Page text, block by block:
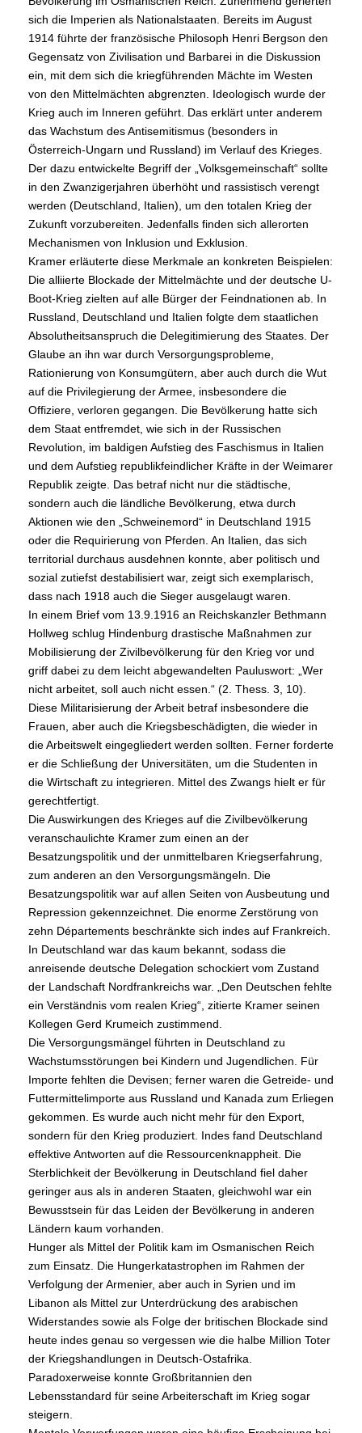
sich die Imperien als Nationalstaaten. Bereits im August
1914 führte der französische Philosoph Henri Bergson den
Gegensatz von Zivilisation und Barbarei in die Diskussion
ein, mit dem sich die kriegführenden Mächte im Westen
von den Mittelmächten abgrenzten. Ideologisch wurde der
Krieg auch im Inneren geführt. Das erklärt unter anderem
das Wachstum des Antisemitismus (besonders in
Österreich-Ungarn und Russland) im Verlauf des Krieges.
Der dazu entwickelte Begriff der „Volksgemeinschaft“ sollte
in den Zwanzigerjahren überhöht und rassistisch verengt
werden (Deutschland, Italien), um den totalen Krieg der
Zukunft vorzubereiten. Jedenfalls finden sich allerorten
Mechanismen von Inklusion und Exklusion.
Kramer erläuterte diese Merkmale an konkreten Beispielen:
Die alliierte Blockade der Mittelmächte und der deutsche U-
Boot-Krieg zielten auf alle Bürger der Feindnationen ab. In
Russland, Deutschland und Italien folgte dem staatlichen
Absolutheitsanspruch die Delegitimierung des Staates. Der
Glaube an ihn war durch Versorgungsprobleme,
Rationierung von Konsumgütern, aber auch durch die Wut
auf die Privilegierung der Armee, insbesondere die
Offiziere, verloren gegangen. Die Bevölkerung hatte sich
dem Staat entfremdet, wie sich in der Russischen
Revolution, im baldigen Aufstieg des Faschismus in Italien
und dem Aufstieg republikfeindlicher Kräfte in der Weimarer
Republik zeigte. Das betraf nicht nur die städtische,
sondern auch die ländliche Bevölkerung, etwa durch
Aktionen wie den „Schweinemord“ in Deutschland 1915
oder die Requirierung von Pferden. An Italien, das sich
territorial durchaus ausdehnen konnte, aber politisch und
sozial zutiefst destabilisiert war, zeigt sich exemplarisch,
dass nach 1918 auch die Sieger ausgelaugt waren.
In einem Brief vom 13.9.1916 an Reichskanzler Bethmann
Hollweg schlug Hindenburg drastische Maßnahmen zur
Mobilisierung der Zivilbevölkerung für den Krieg vor und
griff dabei zu dem leicht abgewandelten Pauluswort: „Wer
nicht arbeitet, soll auch nicht essen.“ (2. Thess. 3, 10).
Diese Militarisierung der Arbeit betraf insbesondere die
Frauen, aber auch die Kriegsbeschädigten, die wieder in
die Arbeitswelt eingegliedert werden sollten. Ferner forderte
er die Schließung der Universitäten, um die Studenten in
die Wirtschaft zu integrieren. Mittel des Zwangs hielt er für
gerechtfertigt.
Die Auswirkungen des Krieges auf die Zivilbevölkerung
veranschaulichte Kramer zum einen an der
Besatzungspolitik und der unmittelbaren Kriegserfahrung,
zum anderen an den Versorgungsmängeln. Die
Besatzungspolitik war auf allen Seiten von Ausbeutung und
Repression gekennzeichnet. Die enorme Zerstörung von
zehn Départements beschränkte sich indes auf Frankreich.
In Deutschland war das kaum bekannt, sodass die
anreisende deutsche Delegation schockiert vom Zustand
der Landschaft Nordfrankreichs war. „Den Deutschen fehlte
ein Verständnis vom realen Krieg“, zitierte Kramer seinen
Kollegen Gerd Krumeich zustimmend.
Die Versorgungsmängel führten in Deutschland zu
Wachstumsstörungen bei Kindern und Jugendlichen. Für
Importe fehlten die Devisen; ferner waren die Getreide- und
Futtermittelimporte aus Russland und Kanada zum Erliegen
gekommen. Es wurde auch nicht mehr für den Export,
sondern für den Krieg produziert. Indes fand Deutschland
effektive Antworten auf die Ressourcenknappheit. Die
Sterblichkeit der Bevölkerung in Deutschland fiel daher
geringer aus als in anderen Staaten, gleichwohl war ein
Bewusstsein für das Leiden der Bevölkerung in anderen
Ländern kaum vorhanden.
Hunger als Mittel der Politik kam im Osmanischen Reich
zum Einsatz. Die Hungerkatastrophen im Rahmen der
Verfolgung der Armenier, aber auch in Syrien und im
Libanon als Mittel zur Unterdrückung des arabischen
Widerstandes sowie als Folge der britischen Blockade sind
heute indes genau so vergessen wie die halbe Million Toter
der Kriegshandlungen in Deutsch-Ostafrika.
Paradoxerweise konnte Großbritannien den
Lebensstandard für seine Arbeiterschaft im Krieg sogar
steigern.